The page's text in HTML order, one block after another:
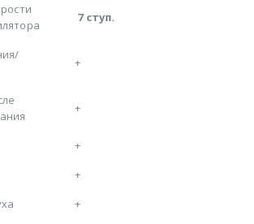
7 ступ.
+
+
+
+
+